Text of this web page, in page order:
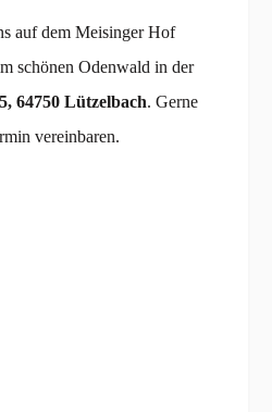
auf dem Meisinger Hof
schönen Odenwald in der
64750 Lützelbach. Gerne
vereinbaren.